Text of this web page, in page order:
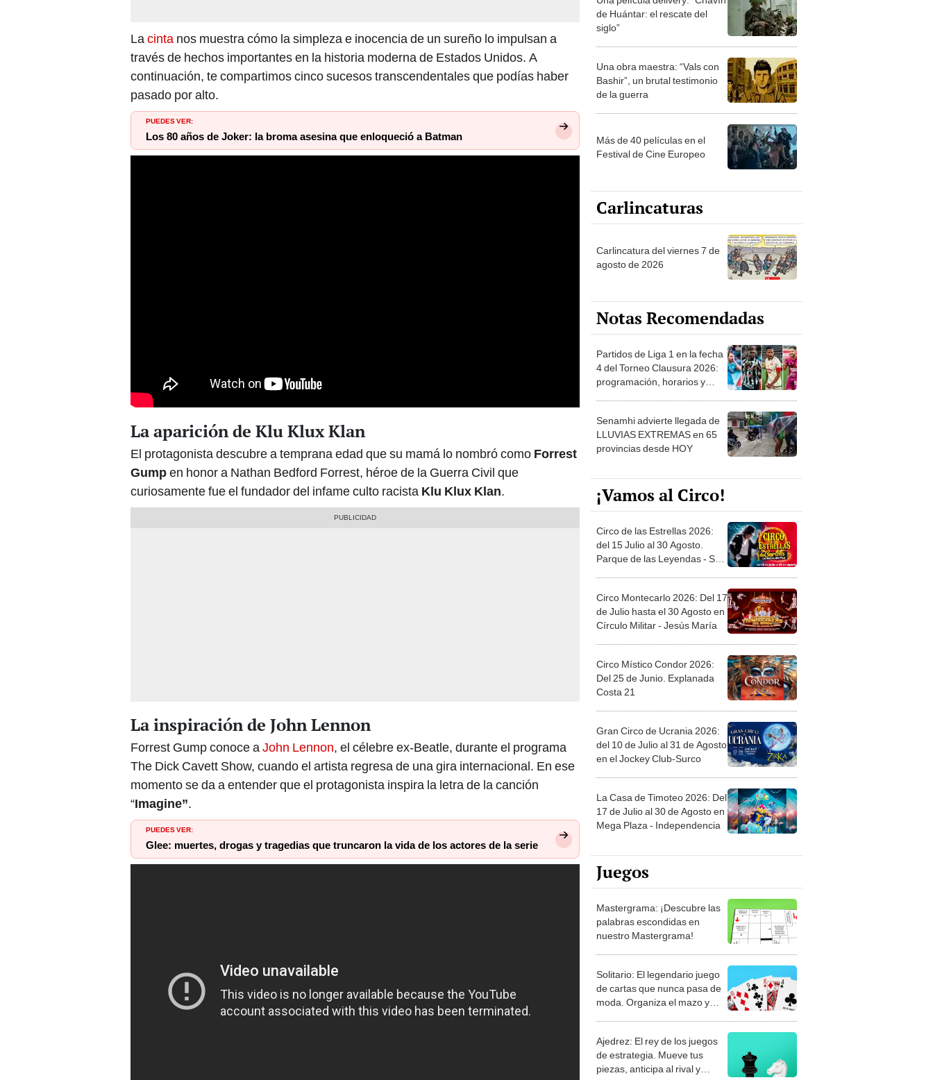
Lacinta nos muestra cómo la simpleza e inocencia de un sureño lo impulsan a
través de hechos importantes en la historia moderna de Estados Unidos. A
continuación, te compartimos cinco sucesos transcendentales que podías haber
pasado por alto.
PUEDES VER:
Los 80 años de Joker: la broma asesina que enloqueció a Batman
La aparición de Klu Klux Klan
El protagonista descubre a temprana edad que su mamá lo nombró como Forrest
Gumpen honor a Nathan Bedford Forrest, héroe de la Guerra Civil que
curiosamente fue el fundador del infame culto racista Klu Klux Klan.
La inspiración de John Lennon
Forrest Gump conoce aJohn Lennon, el célebre ex-Beatle, durante el programa
The Dick Cavett Show, cuando el artista regresa de una gira internacional. En ese
momento se da a entender que el protagonista inspira la letra de la canción
“Imagine”.
PUEDES VER:
Glee: muertes, drogas y tragedias que truncaron la vida de los actores de la serie
de Huántar: el rescate del
siglo”
Una obra maestra: “Vals con
Bashir”, un brutal testimonio
de la guerra
Más de 40 películas en el
Festival de Cine Europeo
Carlincaturas
Carlincatura del viernes 7 de
agosto de 2026
Notas Recomendadas
Partidos de Liga 1 en la fecha
4 del Torneo Clausura 2026:
programación, horarios y
Senamhi advierte llegada de
LLUVIAS EXTREMAS en 65
provincias desde HOY
¡Vamos al Circo!
Circo de las Estrellas 2026:
del 15 Julio al 30 Agosto.
Parque de las Leyendas - San
Circo Montecarlo 2026: Del 17
de Julio hasta el 30 Agosto en
Círculo Militar - Jesús María
Circo Místico Condor 2026:
Del 25 de Junio. Explanada
Costa 21
Gran Circo de Ucrania 2026:
del 10 de Julio al 31 de Agosto
en el Jockey Club-Surco
La Casa de Timoteo 2026: Del
17 de Julio al 30 de Agosto en
Mega Plaza - Independencia
Juegos
Mastergrama: ¡Descubre las
palabras escondidas en
nuestro Mastergrama!
Solitario: El legendario juego
de cartas que nunca pasa de
moda. Organiza el mazo y
Ajedrez: El rey de los juegos
de estrategia. Mueve tus
piezas, anticipa al rival y